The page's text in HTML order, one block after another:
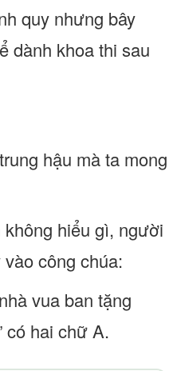
quy nhưng bây
dành khoa thi sau
hậu mà ta mong
hiểu gì, người
công chúa:
vua ban tặng
có hai chữ A.